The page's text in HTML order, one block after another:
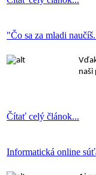
"Čo sa za mladi
naši
Čítať celý článok...
Informatická online